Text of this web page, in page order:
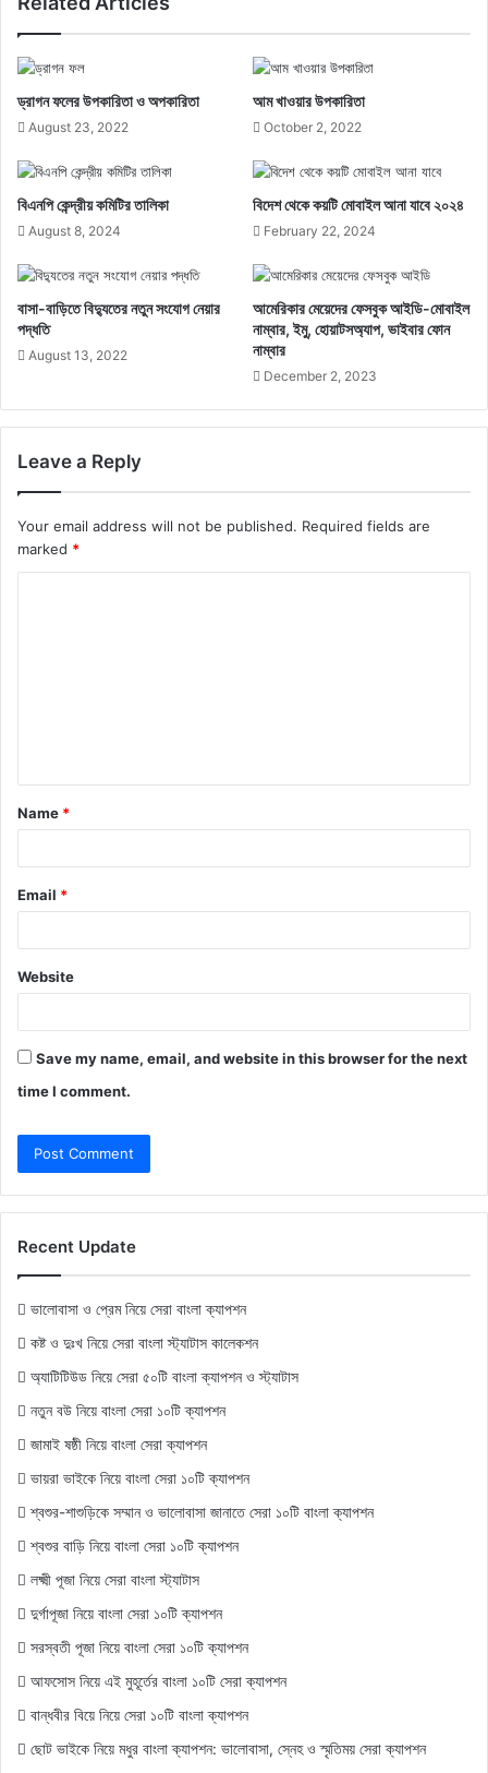
ড্রাগন ফলের উপকারিতা ও অপকারিতা
August 23, 2022
আম খাওয়ার উপকারিতা
October 2, 2022
বিএনপি কেন্দ্রীয় কমিটির তালিকা
August 8, 2024
বিদেশ থেকে কয়টি মোবাইল আনা যাবে ২০২৪
February 22, 2024
বাসা-বাড়িতে বিদ্যুতের নতুন সংযোগ নেয়ার
পদ্ধতি
August 13, 2022
আমেরিকার মেয়েদের ফেসবুক আইডি-মোবাইল
নাম্বার, ইমু, হোয়াটসঅ্যাপ, ভাইবার ফোন
নাম্বার
December 2, 2023
Leave a Reply
Your email address will not be published. Required fields are
marked *
t
*
Name *
Email *
Website
Save my name, email, and website in this browser for the next
time I comment.
Recent Update
ভালোবাসা ও প্রেম নিয়ে সেরা বাংলা ক্যাপশন
কষ্ট ও দুঃখ নিয়ে সেরা বাংলা স্ট্যাটাস কালেকশন
অ্যাটিটিউড নিয়ে সেরা ৫০টি বাংলা ক্যাপশন ও স্ট্যাটাস
নতুন বউ নিয়ে বাংলা সেরা ১০টি ক্যাপশন
জামাই ষষ্ঠী নিয়ে বাংলা সেরা ক্যাপশন
ভায়রা ভাইকে নিয়ে বাংলা সেরা ১০টি ক্যাপশন
শ্বশুর-শাশুড়িকে সম্মান ও ভালোবাসা জানাতে সেরা ১০টি বাংলা ক্যাপশন
শ্বশুর বাড়ি নিয়ে বাংলা সেরা ১০টি ক্যাপশন
লক্ষ্মী পূজা নিয়ে সেরা বাংলা স্ট্যাটাস
দুর্গাপূজা নিয়ে বাংলা সেরা ১০টি ক্যাপশন
সরস্বতী পূজা নিয়ে বাংলা সেরা ১০টি ক্যাপশন
আফসোস নিয়ে এই মুহূর্তের বাংলা ১০টি সেরা ক্যাপশন
বান্ধবীর বিয়ে নিয়ে সেরা ১০টি বাংলা ক্যাপশন
ছোট ভাইকে নিয়ে মধুর বাংলা ক্যাপশন: ভালোবাসা, স্নেহ ও স্মৃতিময় সেরা ক্যাপশন